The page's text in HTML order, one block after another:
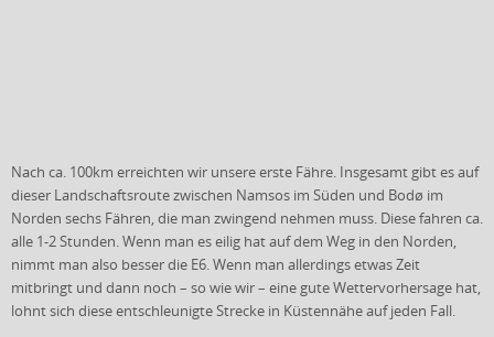
Nach ca. 100km erreichten wir unsere erste Fähre. Insgesamt gibt es auf
dieser Landschaftsroute zwischen Namsos im Süden und Bodø im
Norden sechs Fähren, die man zwingend nehmen muss. Diese fahren ca.
alle 1-2 Stunden. Wenn man es eilig hat auf dem Weg in den Norden,
nimmt man also besser die E6. Wenn man allerdings etwas Zeit
mitbringt und dann noch – so wie wir – eine gute Wettervorhersage hat,
lohnt sich diese entschleunigte Strecke in Küstennähe auf jeden Fall.